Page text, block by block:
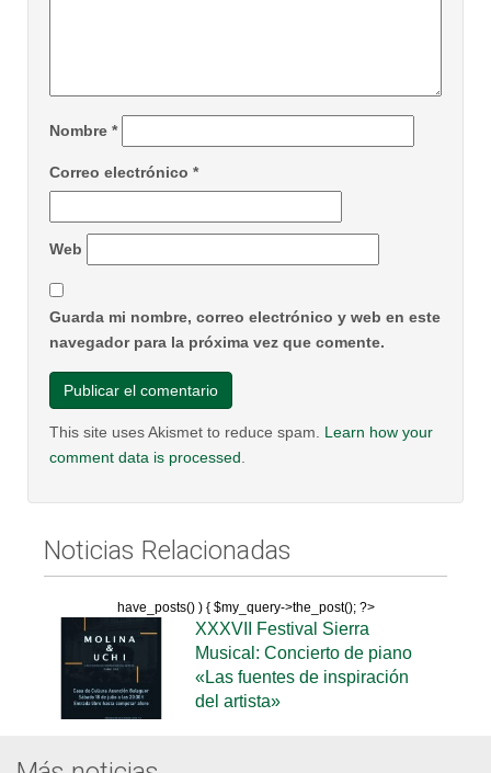
Nombre *
Correo electrónico *
Web
Guarda mi nombre, correo electrónico y web en este
navegador para la próxima vez que comente.
This site uses Akismet to reduce spam. Learn how your
comment data is processed.
Noticias Relacionadas
have_posts() ) { $my_query->the_post(); ?>
XXXVII Festival Sierra
Musical: Concierto de piano
«Las fuentes de inspiración
del artista»